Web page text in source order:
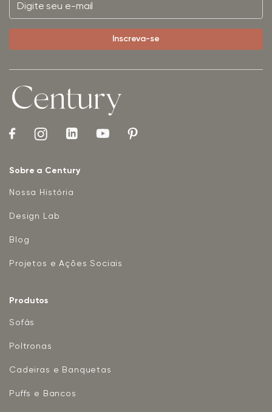
Sobre a Century
Nossa História
Design Lab
Blog
Projetos e Ações Sociais
Produtos
Sofás
Poltronas
Cadeiras e Banquetas
Puffs e Bancos